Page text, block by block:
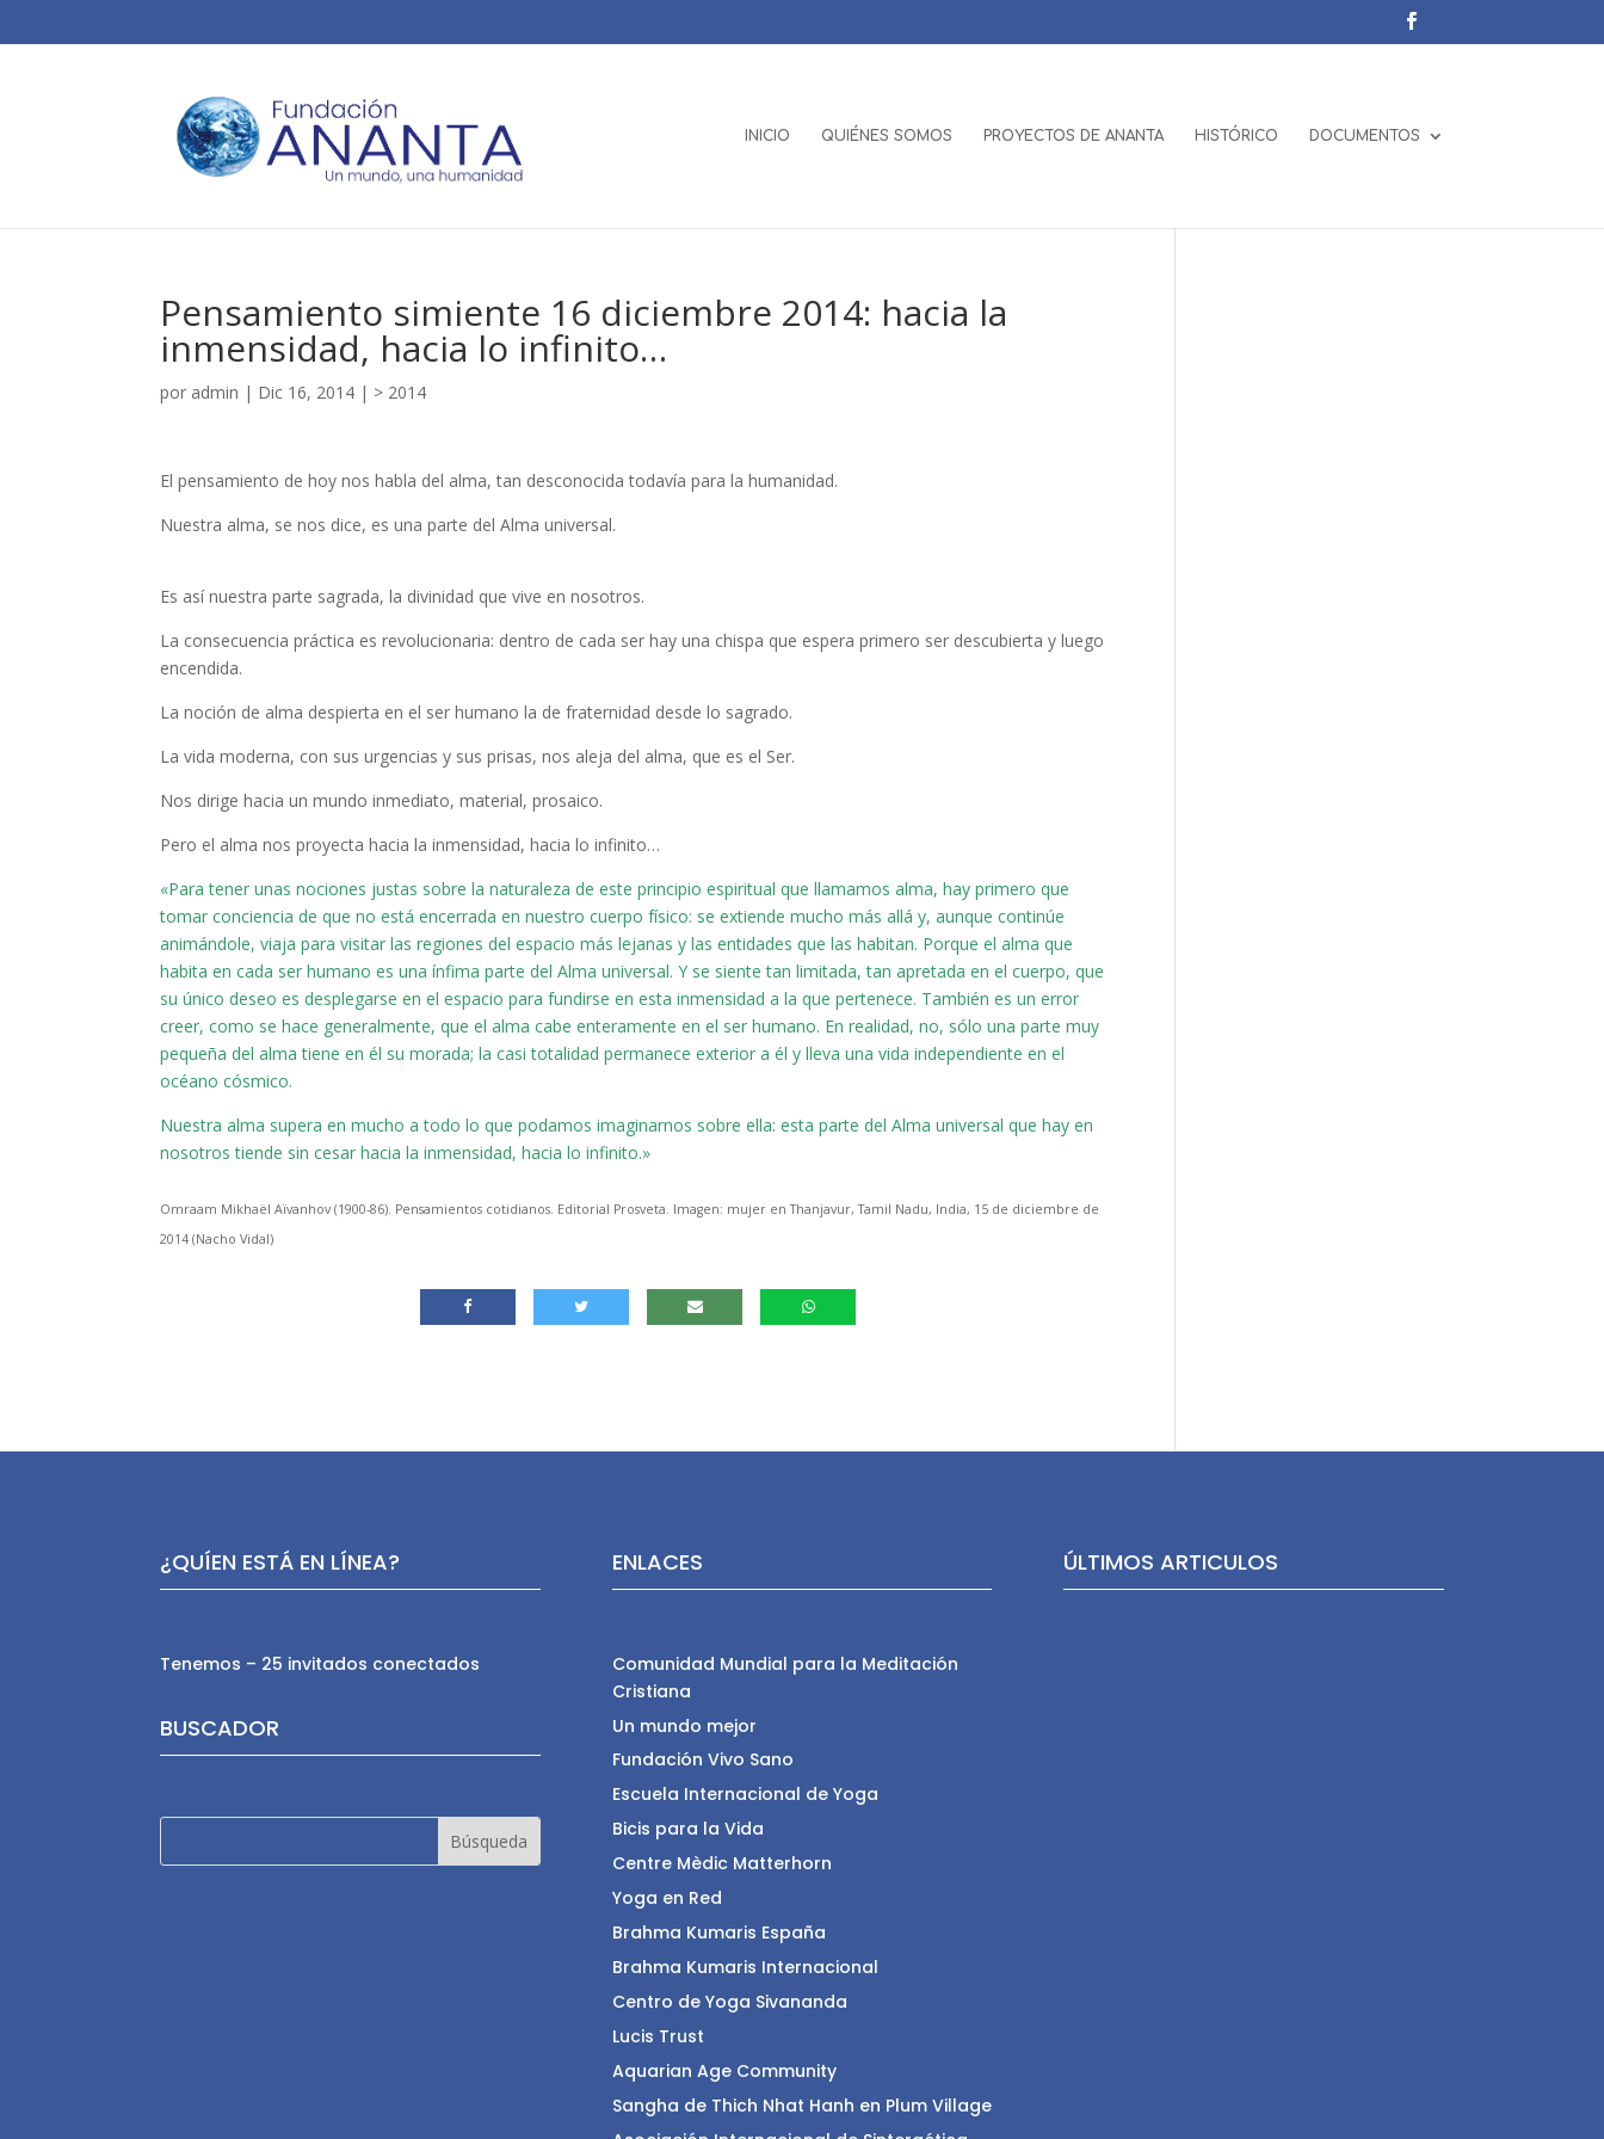
INICIO QUIÉNES SOMOS PROYECTOS DE ANANTA HISTÓRICO DOCUMENTOS
Pensamiento simiente 16 diciembre 2014: hacia la
inmensidad, hacia lo infinito…
por admin | Dic 16, 2014 | > 2014
El pensamiento de hoy nos habla del alma, tan desconocida todavía para la humanidad.
Nuestra alma, se nos dice, es una parte del Alma universal.
Es así nuestra parte sagrada, la divinidad que vive en nosotros.
La consecuencia práctica es revolucionaria: dentro de cada ser hay una chispa que espera primero ser descubierta y luego
encendida.
La noción de alma despierta en el ser humano la de fraternidad desde lo sagrado.
La vida moderna, con sus urgencias y sus prisas, nos aleja del alma, que es el Ser.
Nos dirige hacia un mundo inmediato, material, prosaico.
Pero el alma nos proyecta hacia la inmensidad, hacia lo infinito…
«Para tener unas nociones justas sobre la naturaleza de este principio espiritual que llamamos alma, hay primero que
tomar conciencia de que no está encerrada en nuestro cuerpo físico: se extiende mucho más allá y, aunque continúe
animándole, viaja para visitar las regiones del espacio más lejanas y las entidades que las habitan. Porque el alma que
habita en cada ser humano es una ínfima parte del Alma universal. Y se siente tan limitada, tan apretada en el cuerpo, que
su único deseo es desplegarse en el espacio para fundirse en esta inmensidad a la que pertenece. También es un error
creer, como se hace generalmente, que el alma cabe enteramente en el ser humano. En realidad, no, sólo una parte muy
pequeña del alma tiene en él su morada; la casi totalidad permanece exterior a él y lleva una vida independiente en el
océano cósmico.
Nuestra alma supera en mucho a todo lo que podamos imaginarnos sobre ella: esta parte del Alma universal que hay en
nosotros tiende sin cesar hacia la inmensidad, hacia lo infinito.»
Omraam Mikhaël Aïvanhov (1900-86). Pensamientos cotidianos. Editorial Prosveta. Imagen: mujer en Thanjavur, Tamil Nadu, India, 15 de diciembre de
2014 (Nacho Vidal)
¿QUÍEN ESTÁ EN LÍNEA?
Tenemos – 25 invitados conectados
BUSCADOR
ENLACES
Comunidad Mundial para la Meditación
Cristiana
Un mundo mejor
Fundación Vivo Sano
Escuela Internacional de Yoga
Bicis para la Vida
Centre Mèdic Matterhorn
Yoga en Red
Brahma Kumaris España
Brahma Kumaris Internacional
Centro de Yoga Sivananda
Lucis Trust
Aquarian Age Community
Sangha de Thich Nhat Hanh en Plum Village
ÚLTIMOS ARTICULOS